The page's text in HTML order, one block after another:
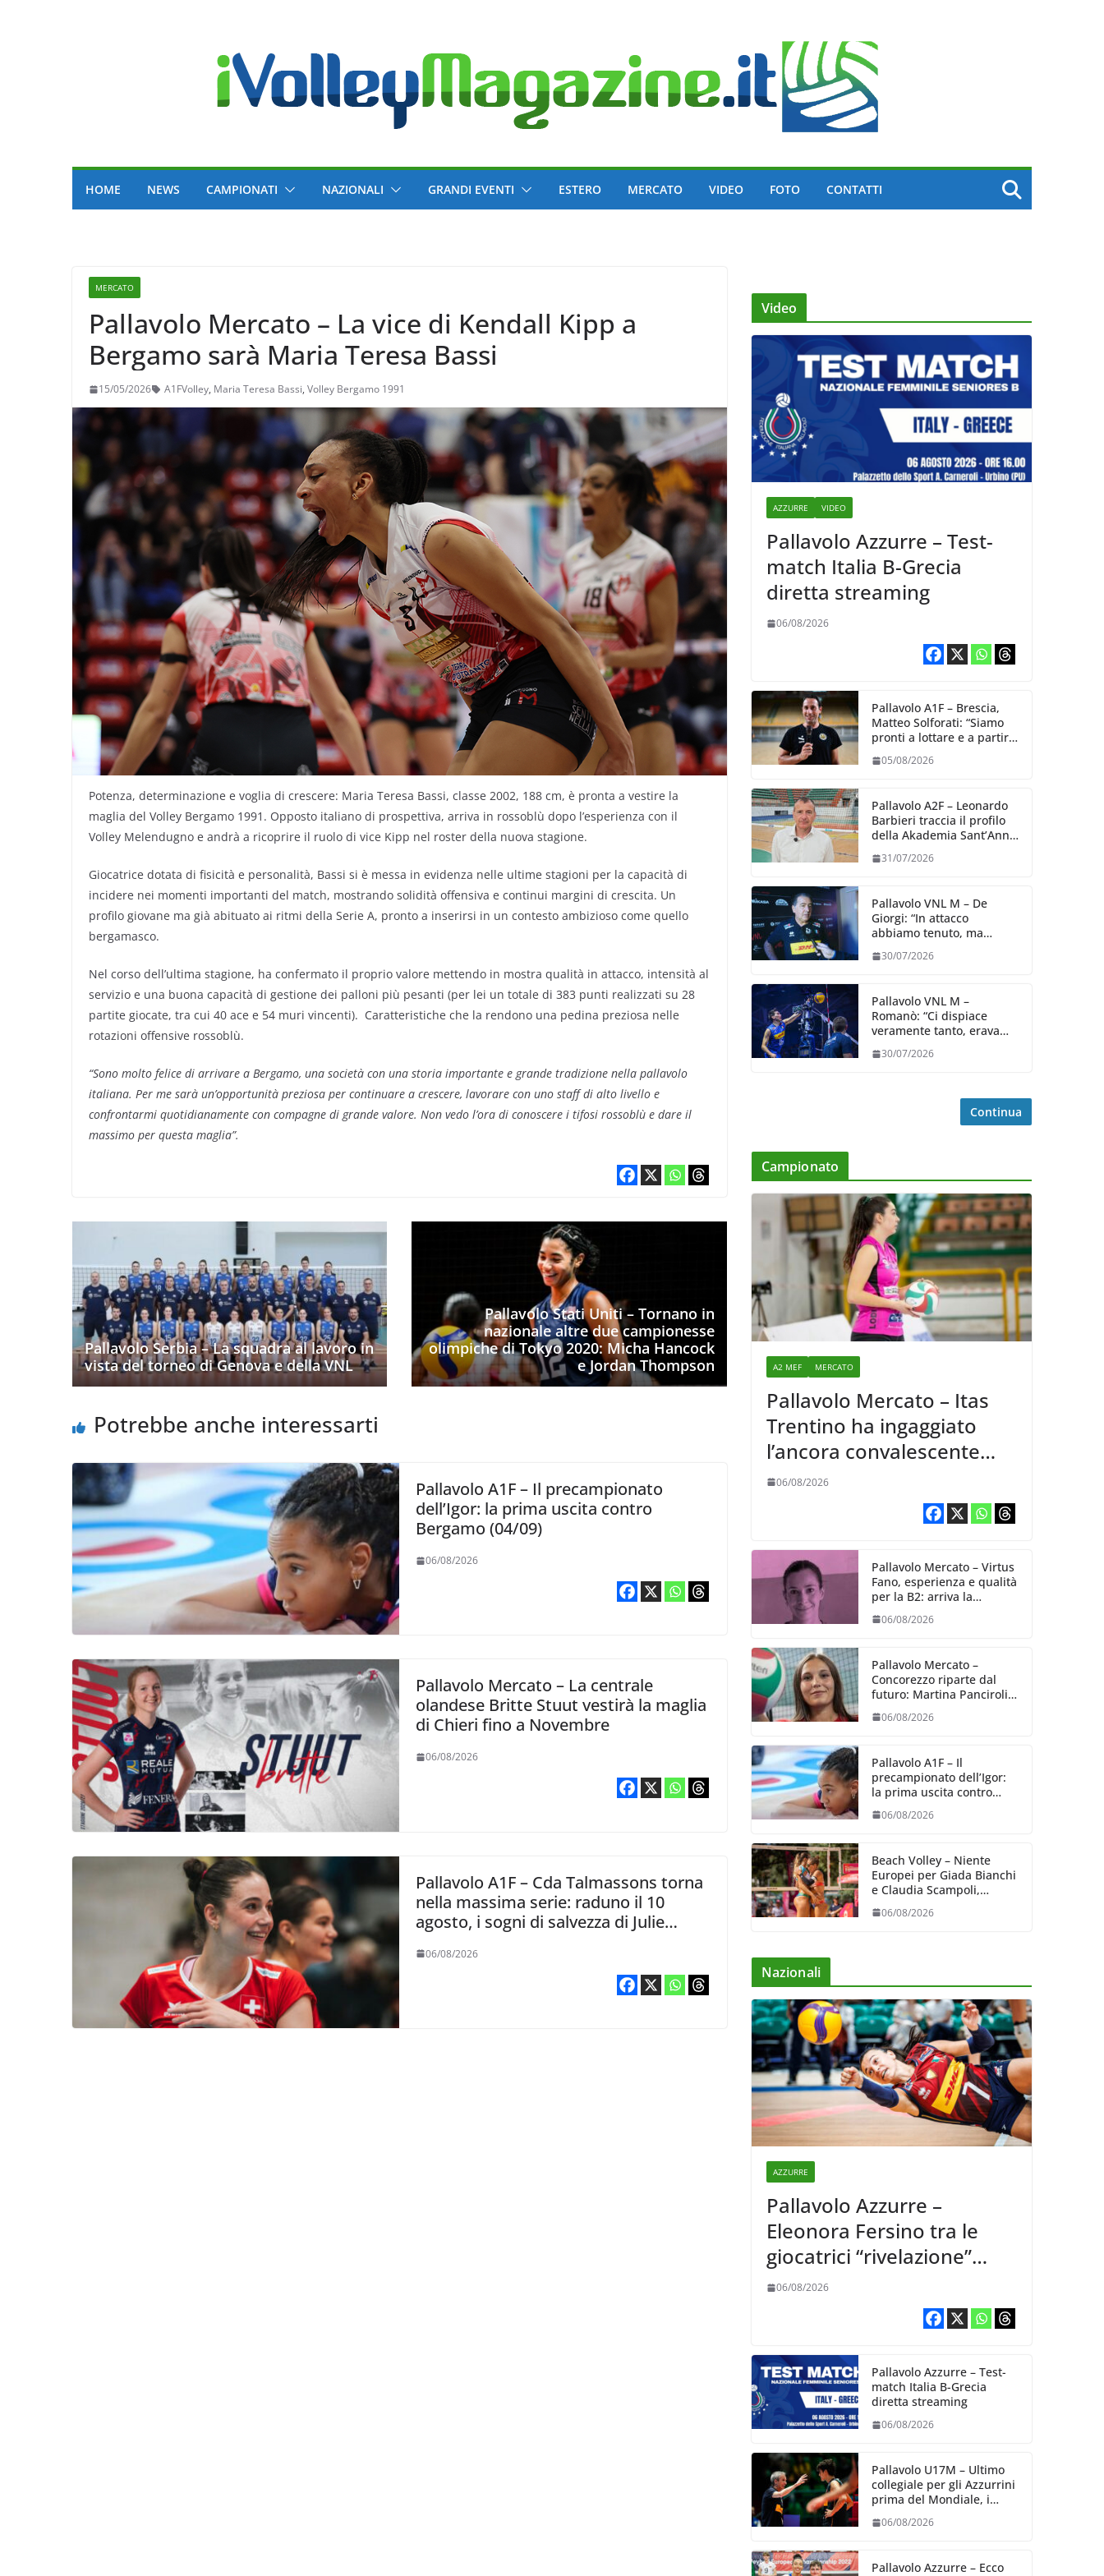
HOME NEWS CAMPIONATI NAZIONALI GRANDI EVENTI ESTERO MERCATO VIDEO FOTO CONTATTI
MERCATO
Pallavolo Mercato – La vice di Kendall Kipp a
Bergamo sarà Maria Teresa Bassi
15/05/2026 A1FVolley, Maria Teresa Bassi, Volley Bergamo 1991
Potenza, determinazione e voglia di crescere: Maria Teresa Bassi, classe 2002, 188 cm, è pronta a vestire la
maglia del Volley Bergamo 1991. Opposto italiano di prospettiva, arriva in rossoblù dopo l’esperienza con il
Volley Melendugno e andrà a ricoprire il ruolo di vice Kipp nel roster della nuova stagione.
Giocatrice dotata di fisicità e personalità, Bassi si è messa in evidenza nelle ultime stagioni per la capacità di
incidere nei momenti importanti del match, mostrando solidità offensiva e continui margini di crescita. Un
profilo giovane ma già abituato ai ritmi della Serie A, pronto a inserirsi in un contesto ambizioso come quello
bergamasco.
Nel corso dell’ultima stagione, ha confermato il proprio valore mettendo in mostra qualità in attacco, intensità al
servizio e una buona capacità di gestione dei palloni più pesanti (per lei un totale di 383 punti realizzati su 28
partite giocate, tra cui 40 ace e 54 muri vincenti). Caratteristiche che la rendono una pedina preziosa nelle
rotazioni offensive rossoblù.
“Sono molto felice di arrivare a Bergamo, una società con una storia importante e grande tradizione nella pallavolo
italiana. Per me sarà un’opportunità preziosa per continuare a crescere, lavorare con uno staff di alto livello e
confrontarmi quotidianamente con compagne di grande valore. Non vedo l’ora di conoscere i tifosi rossoblù e dare il
massimo per questa maglia”.
Pallavolo Serbia – La squadra al lavoro in
vista del torneo di Genova e della VNL
Pallavolo Stati Uniti – Tornano in
nazionale altre due campionesse
olimpiche di Tokyo 2020: Micha Hancock
e Jordan Thompson
Potrebbe anche interessarti
Pallavolo A1F – Il precampionato
dell’Igor: la prima uscita contro
Bergamo (04/09)
06/08/2026
Pallavolo Mercato – La centrale
olandese Britte Stuut vestirà la maglia
di Chieri fino a Novembre
06/08/2026
Pallavolo A1F – Cda Talmassons torna
nella massima serie: raduno il 10
agosto, i sogni di salvezza di Julie
06/08/2026
Video
AZZURRE VIDEO
Pallavolo Azzurre – Test-
match Italia B-Grecia
diretta streaming
06/08/2026
Pallavolo A1F – Brescia,
Matteo Solforati: “Siamo
pronti a lottare e a partire
giorno”
05/08/2026
Pallavolo A2F – Leonardo
Barbieri traccia il profilo
della Akademia Sant’Anna
31/07/2026
Pallavolo VNL M – De
Giorgi: “In attacco
abbiamo tenuto, ma
dalla prestazione in
30/07/2026
Pallavolo VNL M –
Romanò: “Ci dispiace
veramente tanto, eravamo
impareremo”
30/07/2026
Continua
Campionato
A2 MEF MERCATO
Pallavolo Mercato – Itas
Trentino ha ingaggiato
l’ancora convalescente
Alexandra Ravarini
06/08/2026
Pallavolo Mercato – Virtus
Fano, esperienza e qualità
per la B2: arriva la
schiacciatrice fermana
Alessia Castellucci
06/08/2026
Pallavolo Mercato –
Concorezzo riparte dal
futuro: Martina Panciroli è
il primo acquisto
06/08/2026
Pallavolo A1F – Il
precampionato dell’Igor:
la prima uscita contro
Bergamo (04/09)
06/08/2026
Beach Volley – Niente
Europei per Giada Bianchi
e Claudia Scampoli,
costrette al forfait
06/08/2026
Nazionali
AZZURRE
Pallavolo Azzurre –
Eleonora Fersino tra le
giocatrici “rivelazione”
della VNL 2026 per
06/08/2026
Pallavolo Azzurre – Test-
match Italia B-Grecia
diretta streaming
06/08/2026
Pallavolo U17M – Ultimo
collegiale per gli Azzurrini
prima del Mondiale, i
06/08/2026
Pallavolo Azzurre – Ecco